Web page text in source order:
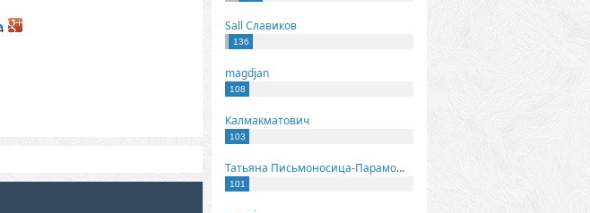
Sall Славиков
136
magdjan
108
Калмакматович
103
Татьяна Письмоносица-Парамонова
101